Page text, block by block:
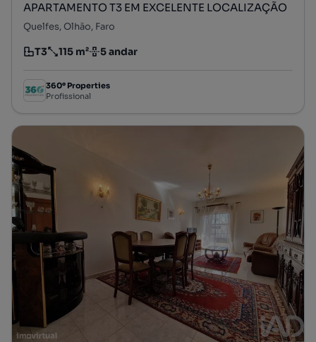
APARTAMENTO T3 EM EXCELENTE LOCALIZAÇÃO
Quelfes, Olhão, Faro
Tipologia
T3
Preço por metro quadrado
115 m²
Andar 5 andar
360º Properties
Profissional